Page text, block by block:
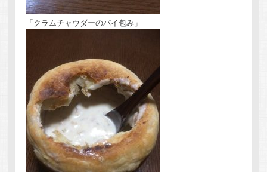
「クラムチャウダーのパイ包み」